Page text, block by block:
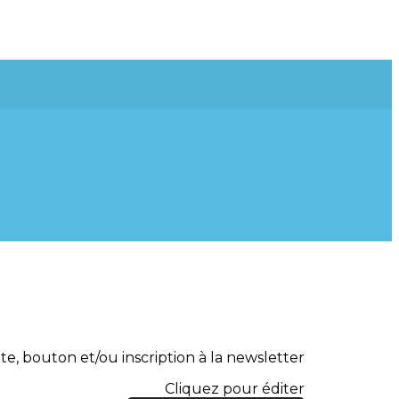
bouton et/ou inscription à la newsletter
Cliquez pour éditer